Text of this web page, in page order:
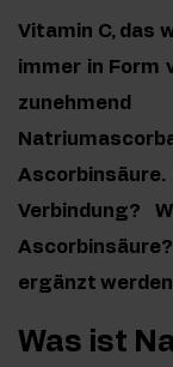
Vitamin C, das
immer in Form
Verbindung?
ergänzt
Was ist